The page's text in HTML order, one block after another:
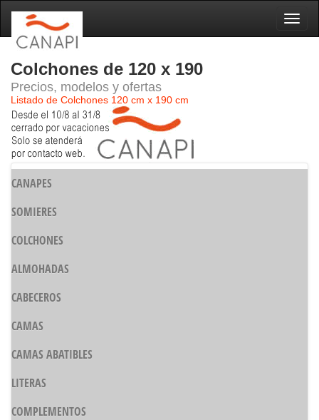
Colchones de 120 x 190
Precios, modelos y ofertas
Listado de Colchones 120 cm x 190 cm
CANAPES
SOMIERES
COLCHONES
ALMOHADAS
CABECEROS
CAMAS
CAMAS ABATIBLES
LITERAS
COMPLEMENTOS